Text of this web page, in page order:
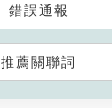
錯誤通報
推薦關聯詞